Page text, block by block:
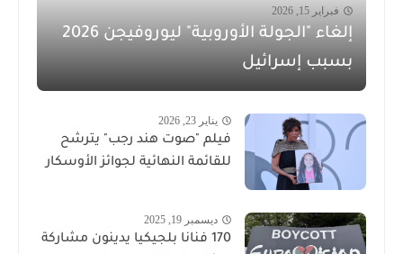
فبراير 15, 2026
إلغاء "الجولة الأوروبية" ليوروفيجن 2026
بسبب إسرائيل
يناير 23, 2026
فيلم "صوت هند رجب" يترشح
للقائمة النهائية لجوائز الأوسكار
ديسمبر 19, 2025
170 فنانا بلجيكيا يدينون مشاركة